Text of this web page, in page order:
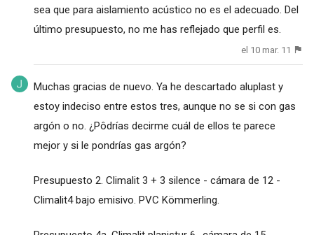
sea que para aislamiento acústico no es el adecuado. Del
último presupuesto, no me has reflejado que perfil es.
el 10 mar. 11
Muchas gracias de nuevo. Ya he descartado aluplast y
estoy indeciso entre estos tres, aunque no se si con gas
argón o no. ¿Pôdrías decirme cuál de ellos te parece
mejor y si le pondrías gas argón?
Presupuesto 2. Climalit 3 + 3 silence - cámara de 12 -
Climalit4 bajo emisivo. PVC Kömmerling.